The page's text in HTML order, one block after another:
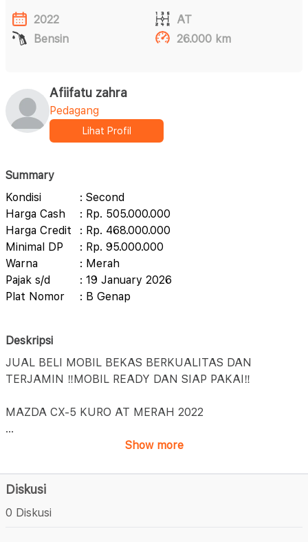
2022
AT
Bensin
26.000 km
Afiifatu zahra
Pedagang
Lihat Profil
Summary
Kondisi
: Second
Harga Cash
: Rp. 505.000.000
Harga Credit
: Rp. 468.000.000
Minimal DP
: Rp. 95.000.000
Warna
: Merah
Pajak s/d
: 19 January 2026
Plat Nomor
: B Genap
Deskripsi
JUAL BELI MOBIL BEKAS BERKUALITAS DAN
TERJAMIN ‼️MOBIL READY DAN SIAP PAKAI‼️
MAZDA CX-5 KURO AT MERAH 2022
...
Show more
Diskusi
0 Diskusi